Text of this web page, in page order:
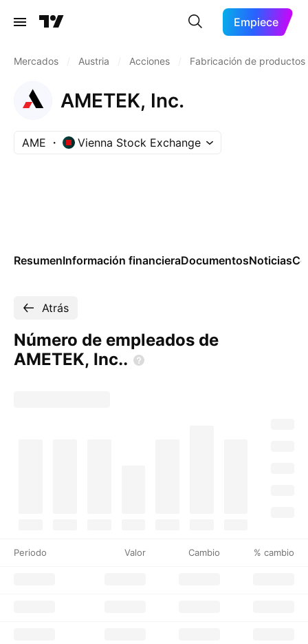
Empiece
Mercados Austria Acciones Fabricación de productos
AMETEK, Inc.
AME Vienna Stock Exchange
ResumenInformación financieraDocumentosNoticias
Atrás
Número de empleados de
AMETEK, Inc..
Periodo Valor Cambio % cambio